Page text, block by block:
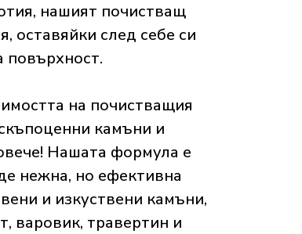
нашият почистващ
оставяйки след себе си
повърхност.
на почистващия
камъни и
Нашата формула е
нежна, но ефективна
и изкуствени камъни,
варовик, травертин и